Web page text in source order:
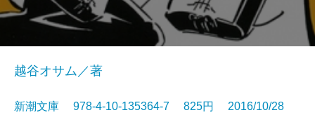
越谷オサム／著
新潮文庫 978-4-10-135364-7 825円 2016/10/28